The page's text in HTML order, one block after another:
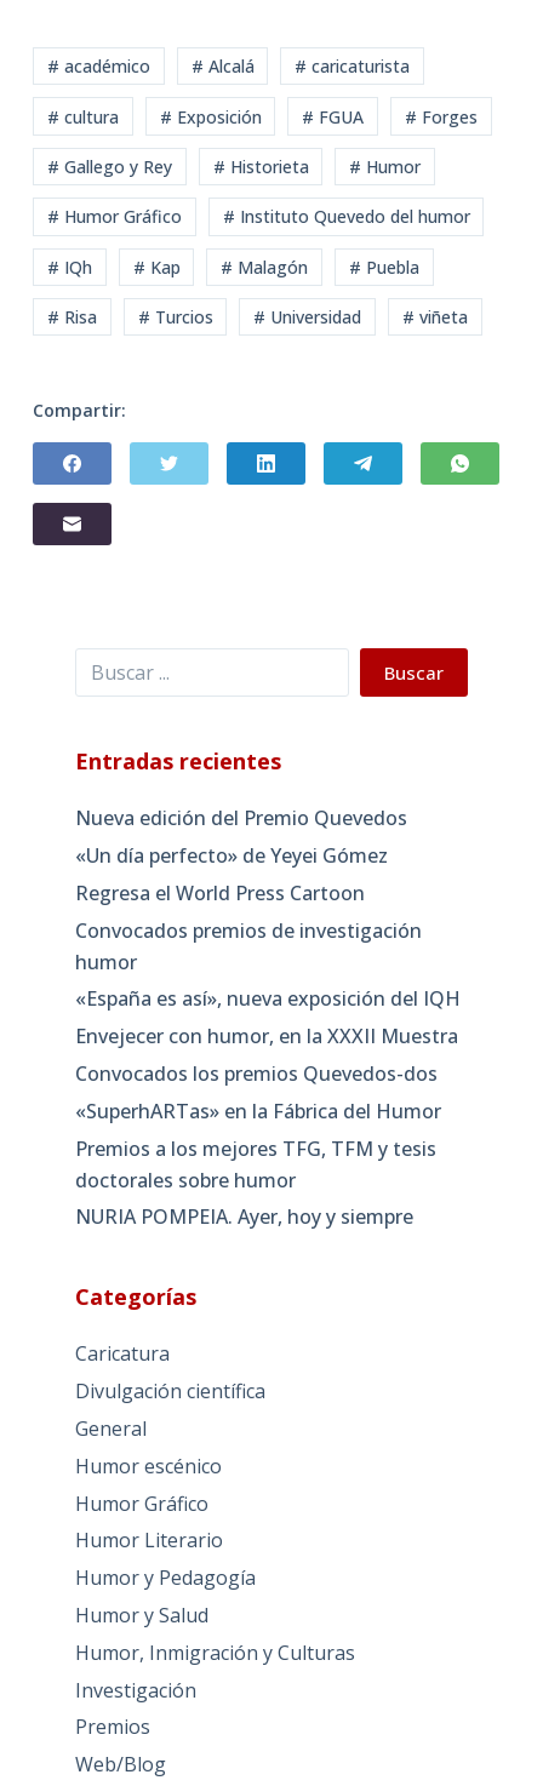
# académico # Alcalá # caricaturista
# cultura # Exposición # FGUA # Forges
# Gallego y Rey # Historieta # Humor
# Humor Gráfico # Instituto Quevedo del humor
# IQh # Kap # Malagón # Puebla
# Risa # Turcios # Universidad # viñeta
Compartir:
Buscar Buscar
Entradas recientes
Nueva edición del Premio Quevedos
«Un día perfecto» de Yeyei Gómez
Regresa el World Press Cartoon
Convocados premios de investigación
humor
«España es así», nueva exposición del IQH
Envejecer con humor, en la XXXII Muestra
Convocados los premios Quevedos-dos
«SuperhARTas» en la Fábrica del Humor
Premios a los mejores TFG, TFM y tesis
doctorales sobre humor
NURIA POMPEIA. Ayer, hoy y siempre
Categorías
Caricatura
Divulgación científica
General
Humor escénico
Humor Gráfico
Humor Literario
Humor y Pedagogía
Humor y Salud
Humor, Inmigración y Culturas
Investigación
Premios
Web/Blog